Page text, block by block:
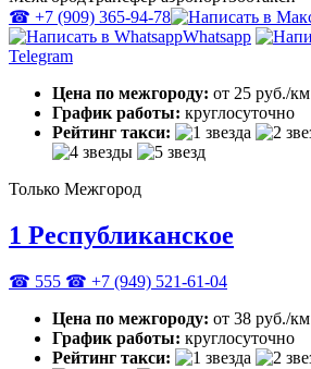
☎ +7 (909) 365-94-78
Whatsapp
Telegram
Цена по межгороду: от 25 руб./км
График работы: круглосуточно
Рейтинг такси:
Только Межгород
1 Республиканское
☎ 555 ☎ +7 (949) 521-61-04
Цена по межгороду: от 38 руб./км
График работы: круглосуточно
Рейтинг такси: